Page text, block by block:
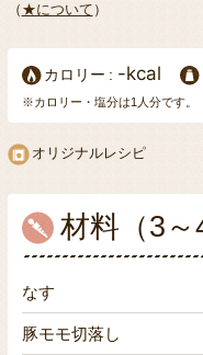
（ ★について ）
カロリー -kcal
※カロリー・塩分は1人分です。
オリジナルレシピ
材料（3～
なす
豚モモ切落し